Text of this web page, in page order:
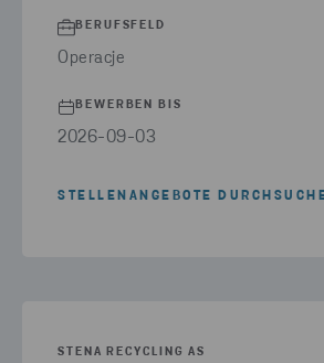
BERUFSFELD
Operacje
BEWERBEN BIS
2026-09-03
STELLENANGEBOTE
STENA RECYCLING AS